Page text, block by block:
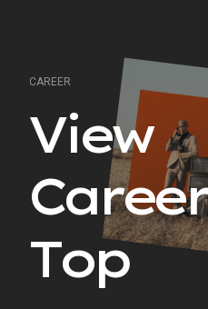
CAR EER
View
Career
Top